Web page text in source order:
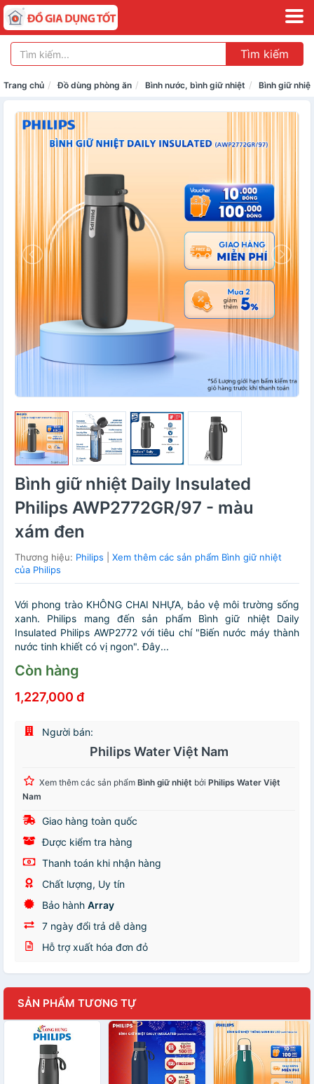
Tìm kiếm
Trang chủ Đồ dùng phòng ăn Bình nước, bình giữ nhiệt Bình giữ nhiệt
Bình giữ nhiệt Daily Insulated
Philips AWP2772GR/97 - màu
xám đen
Thương hiệu: Philips
Xem thêm các sản phẩm Bình giữ nhiệt
của Philips
Với phong trào KHÔNG CHAI NHỰA, bảo vệ môi trường sống
xanh. Philips mang đến sản phẩm Bình giữ nhiệt Daily
Insulated Philips AWP2772 với tiêu chí "Biến nước máy thành
nước tinh khiết có vị ngon". Đây...
Còn hàng
1,227,000 đ
Người bán:
Philips Water Việt Nam
Xem thêm các sản phẩm Bình giữ nhiệt bởi Philips Water Việt
Nam
Giao hàng toàn quốc
Được kiểm tra hàng
Thanh toán khi nhận hàng
Chất lượng, Uy tín
Bảo hành Array
7 ngày đổi trả dễ dàng
Hỗ trợ xuất hóa đơn đỏ
SẢN PHẨM TƯƠNG TỰ